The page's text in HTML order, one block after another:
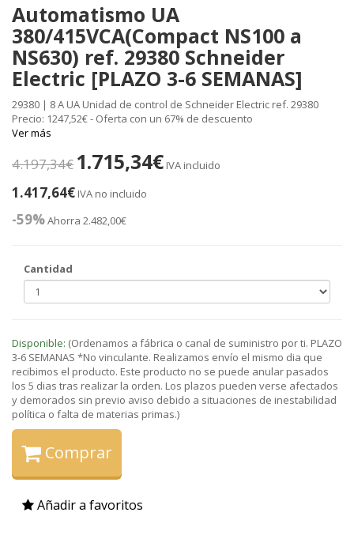
Automatismo UA
380/415VCA(Compact NS100 a
NS630) ref. 29380 Schneider
Electric [PLAZO 3-6 SEMANAS]
29380 | 8 A UA Unidad de control de Schneider Electric ref. 29380
Precio: 1247,52€ - Oferta con un 67% de descuento
Ver más
4.197,34€ 1.715,34€ IVA incluido
1.417,64€ IVA no incluido
-59%Ahorra 2.482,00€
Cantidad
Disponible: (Ordenamos a fábrica o canal de suministro por ti. PLAZO
3-6 SEMANAS *No vinculante. Realizamos envío el mismo dia que
recibimos el producto. Este producto no se puede anular pasados
los 5 dias tras realizar la orden. Los plazos pueden verse afectados
y demorados sin previo aviso debido a situaciones de inestabilidad
política o falta de materias primas.)
Comprar
Añadir a favoritos